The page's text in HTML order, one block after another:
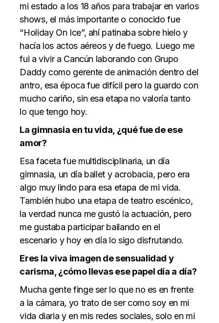
mi estado a los 18 años para trabajar en varios
shows, el más importante o conocido fue
“Holiday On Ice”, ahí patinaba sobre hielo y
hacía los actos aéreos y de fuego. Luego me
fui a vivir a Cancún laborando con Grupo
Daddy como gerente de animación dentro del
antro, esa época fue difícil pero la guardo con
mucho cariño, sin esa etapa no valoría tanto
lo que tengo hoy.
La gimnasia en tu vida, ¿qué fue de ese
amor?
Esa faceta fue multidisciplinaria, un día
gimnasia, un día ballet y acrobacia, pero era
algo muy lindo para esa etapa de mi vida.
También hubo una etapa de teatro escénico,
la verdad nunca me gustó la actuación, pero
me gustaba participar bailando en el
escenario y hoy en día lo sigo disfrutando.
Eres la viva imagen de sensualidad y
carisma, ¿cómo llevas ese papel día a día?
Mucha gente finge ser lo que no es en frente
a la cámara, yo trato de ser como soy en mi
vida diaria y en mis redes sociales, solo en mi